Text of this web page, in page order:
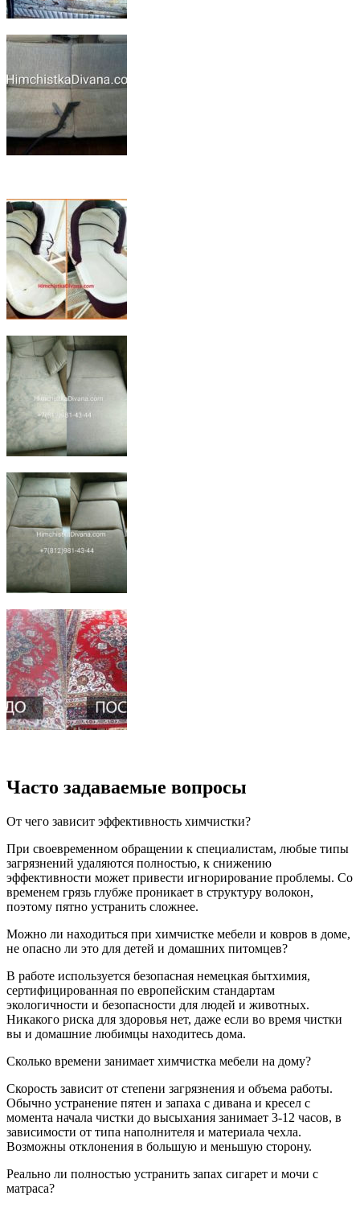
Часто задаваемые вопросы
От чего зависит эффективность химчистки?
При своевременном обращении к специалистам, любые типы
загрязнений удаляются полностью, к снижению
эффективности может привести игнорирование проблемы. Со
временем грязь глубже проникает в структуру волокон,
поэтому пятно устранить сложнее.
Можно ли находиться при химчистке мебели и ковров в доме,
не опасно ли это для детей и домашних питомцев?
В работе используется безопасная немецкая бытхимия,
сертифицированная по европейским стандартам
экологичности и безопасности для людей и животных.
Никакого риска для здоровья нет, даже если во время чистки
вы и домашние любимцы находитесь дома.
Сколько времени занимает химчистка мебели на дому?
Скорость зависит от степени загрязнения и объема работы.
Обычно устранение пятен и запаха с дивана и кресел с
момента начала чистки до высыхания занимает 3-12 часов, в
зависимости от типа наполнителя и материала чехла.
Возможны отклонения в большую и меньшую сторону.
Реально ли полностью устранить запах сигарет и мочи с
матраса?